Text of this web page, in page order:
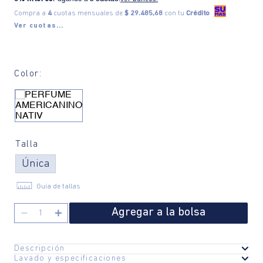
Compra a 4cuotas mensuales de $ 29.485,68 con tu Crédito
Ver cuotas...
Color:
Talla
Única
Guía de tallas
＋
－ Agregar a la bolsa
Descripción
Una fragancia masculina atemporal que combina fuerza y elegancia.
Lavado y especificaciones